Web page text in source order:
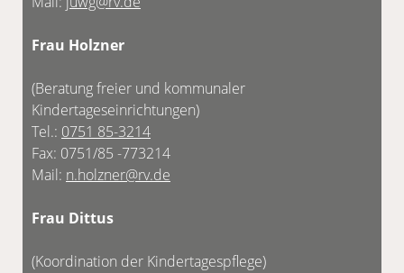
Frau Holzner
(Beratung freier und kommunaler
Kindertageseinrichtungen)
Tel.: 0751 85-3214
Fax: 0751/85 -773214
Mail: n.holzner@rv.de
Frau Dittus
(Koordination der Kindertagespflege)